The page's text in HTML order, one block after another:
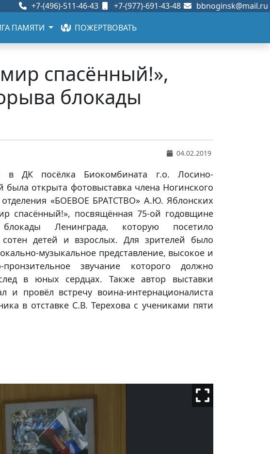
+7-(496)-511-46-43 +7-(977)-691-43-48 bbnoginsk@mail.ru
ПАМЯТИ ПОЖЕРТВОВАТЬ
спасённый!»,
блокады
04.02.2019
в ДК посёлка Биокомбината г.о. Лосино-
была открыта фотовыставка члена Ногинского
отделения «БОЕВОЕ БРАТСТВО» А.Ю. Яблонских
спасённый!», посвящённая 75-ой годовщине
Ленинграда, которую посетило
сотен детей и взрослых. Для зрителей было
музыкальное представление, высокое и
пронзительное звучание которого должно
в юных сердцах. Также автор выставки
и провёл встречу воина-интернационалиста
в отставке С.В. Терехова с учениками пяти